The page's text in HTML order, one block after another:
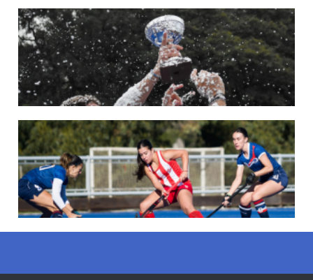
22/05/2026
LAS LEONAS CONVOCADAS PARA LA VENTANA EUROPEA DE P...
En junio, el seleccionado nacional disputará las últimas dos ventanas de Pro
League 2025-26 en Bélgica e Inglaterra.
18/05/2026
SE DEFINIERON LOS CAMPEONES DE LA PRIMERA FASE DE ...
Del 13 al 17 de mayo se llevó a cabo el torneo que reúne a los mejores clubes del
país.
LEER MÁS
13/05/2026
todo el territorio nacional